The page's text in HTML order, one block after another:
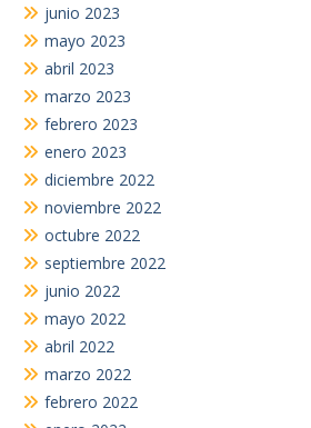
junio 2023
mayo 2023
abril 2023
marzo 2023
febrero 2023
enero 2023
diciembre 2022
noviembre 2022
octubre 2022
septiembre 2022
junio 2022
mayo 2022
abril 2022
marzo 2022
febrero 2022